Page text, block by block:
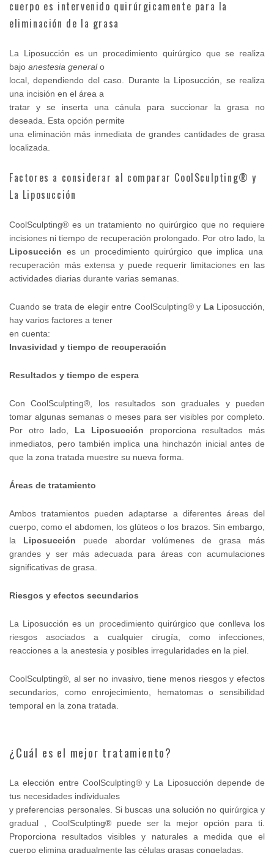
cuerpo es intervenido quirúrgicamente para la
eliminación de la grasa
La Liposucción es un procedimiento quirúrgico que se realiza
bajo anestesia generalo
local, dependiendo del caso. Durante la Liposucción, se realiza
una incisión en el área a
tratar y se inserta una cánula para succionar la grasa no
deseada. Esta opción permite
una eliminación más inmediata de grandes cantidades de grasa
localizada.
Factores a considerar al comparar CoolSculpting® y
La Liposucción
CoolSculpting® es un tratamiento no quirúrgico que no requiere
incisiones ni tiempo de recuperación prolongado. Por otro lado, la
Liposucción es un procedimiento quirúrgico que implica una
recuperación más extensa y puede requerir limitaciones en las
actividades diarias durante varias semanas.
Cuando se trata de elegir entre CoolSculpting® y La Liposucción,
hay varios factores a tener
en cuenta:
Invasividad y tiempo de recuperación
Resultados y tiempo de espera
Con CoolSculpting®, los resultados son graduales y pueden
tomar algunas semanas o meses para ser visibles por completo.
Por otro lado, La Liposucción proporciona resultados más
inmediatos, pero también implica una hinchazón inicial antes de
que la zona tratada muestre su nueva forma.
Áreas de tratamiento
Ambos tratamientos pueden adaptarse a diferentes áreas del
cuerpo, como el abdomen, los glúteos o los brazos. Sin embargo,
la Liposucción puede abordar volúmenes de grasa más
grandes y ser más adecuada para áreas con acumulaciones
significativas de grasa.
Riesgos y efectos secundarios
La Liposucción es un procedimiento quirúrgico que conlleva los
riesgos asociados a cualquier cirugía, como infecciones,
reacciones a la anestesia y posibles irregularidades en la piel.
CoolSculpting®, al ser no invasivo, tiene menos riesgos y efectos
secundarios, como enrojecimiento, hematomas o sensibilidad
temporal en la zona tratada.
¿Cuál es el mejor tratamiento?
La elección entre CoolSculpting® y La Liposucción depende de
tus necesidades individuales
y preferencias personales. Si buscas una solución no quirúrgica y
gradual , CoolSculpting® puede ser la mejor opción para ti.
Proporciona resultados visibles y naturales a medida que el
cuerpo elimina gradualmente las células grasas congeladas.